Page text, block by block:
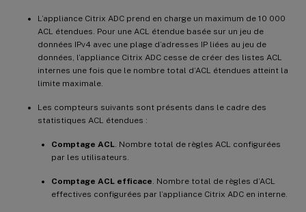
L’appliance Citrix ADC prend en charge un maximum de 10 000
ACL étendues. Pour une ACL étendue basée sur un jeu de
données IPv4 avec une plage d’adresses IP liées au jeu de
données, l’appliance Citrix ADC cesse de créer des listes ACL
internes une fois que le nombre total d’ACL étendues atteint la
limite maximale.
Les compteurs suivants sont présents dans le cadre des
statistiques ACL étendues :
Comptage ACL . Nombre total de règles ACL configurées
par les utilisateurs.
Comptage ACL efficace . Nombre total de règles d’ACL
effectives configurées par l’appliance Citrix ADC en interne.